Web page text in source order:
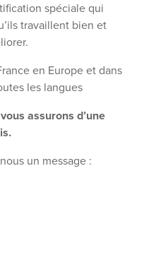
spéciale qui
travaillent bien et
en Europe et dans
les langues
assurons d’une
un message :